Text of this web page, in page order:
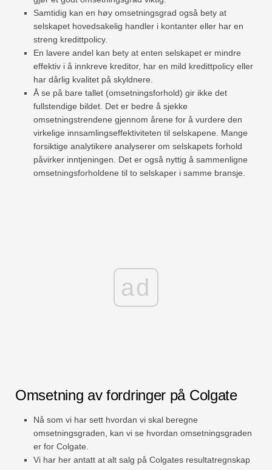
Samtidig kan en høy omsetningsgrad også bety at
selskapet hovedsakelig handler i kontanter eller har en
streng kredittpolicy.
En lavere andel kan bety at enten selskapet er mindre
effektiv i å innkreve kreditor, har en mild kredittpolicy eller
har dårlig kvalitet på skyldnere.
Å se på bare tallet (omsetningsforhold) gir ikke det
fullstendige bildet. Det er bedre å sjekke
omsetningstrendene gjennom årene for å vurdere den
virkelige innsamlingseffektiviteten til selskapene. Mange
forsiktige analytikere analyserer om selskapets forhold
påvirker inntjeningen. Det er også nyttig å sammenligne
omsetningsforholdene til to selskaper i samme bransje.
ad
Omsetning av fordringer på Colgate
Nå som vi har sett hvordan vi skal beregne
omsetningsgraden, kan vi se hvordan omsetningsgraden
er for Colgate.
Vi har her antatt at alt salg på Colgates resultatregnskap